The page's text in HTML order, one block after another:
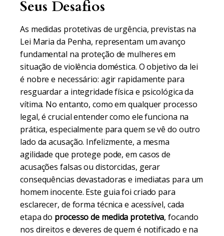
Seus Desafios
As medidas protetivas de urgência, previstas na
Lei Maria da Penha, representam um avanço
fundamental na proteção de mulheres em
situação de violência doméstica. O objetivo da lei
é nobre e necessário: agir rapidamente para
resguardar a integridade física e psicológica da
vítima. No entanto, como em qualquer processo
legal, é crucial entender como ele funciona na
prática, especialmente para quem se vê do outro
lado da acusação. Infelizmente, a mesma
agilidade que protege pode, em casos de
acusações falsas ou distorcidas, gerar
consequências devastadoras e imediatas para um
homem inocente. Este guia foi criado para
esclarecer, de forma técnica e acessível, cada
etapa do processo de medida protetiva, focando
nos direitos e deveres de quem é notificado e na